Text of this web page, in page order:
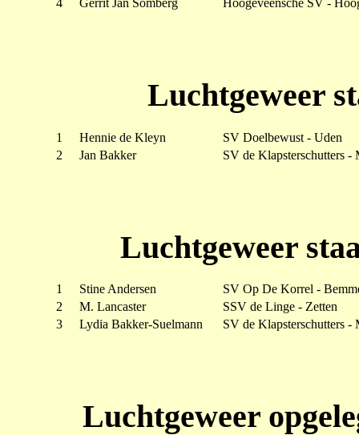
4
Gerrit Jan Somberg Hoogeveensche SV -
Luchtgeweer
1 Hennie de Kleyn
SV Doelbewust - Uden
2
Jan Bakker SV de Klapsterschutters -
Luchtgeweer
1 Stine Andersen
SV Op De Korrel -
2
M. Lancaster
SSV de Linge - Zetten
3
Lydia Bakker-Suelmann SV de Klapsterschutters -
Luchtgeweer